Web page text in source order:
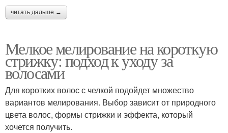
читать дальше →
Мелкое мелирование на короткую
стрижку: подход к уходу за
волосами
Для коротких волос с челкой подойдет множество
вариантов мелирования. Выбор зависит от природного
цвета волос, формы стрижки и эффекта, который
хочется получить.